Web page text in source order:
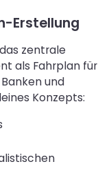
Erstellung
zentrale
als Fahrplan für
und
Konzepts: